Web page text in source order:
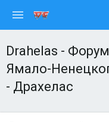
Drahelas -
Ямало-
- Драхелас